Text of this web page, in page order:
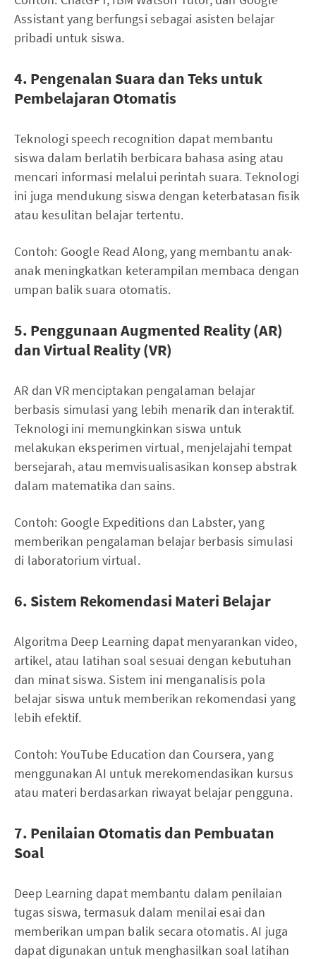
Assistant yang berfungsi sebagai asisten belajar
pribadi untuk siswa.
4. Pengenalan Suara dan Teks untuk
Pembelajaran Otomatis
Teknologi speech recognition dapat membantu
siswa dalam berlatih berbicara bahasa asing atau
mencari informasi melalui perintah suara. Teknologi
ini juga mendukung siswa dengan keterbatasan fisik
atau kesulitan belajar tertentu.
Contoh: Google Read Along, yang membantu anak-
anak meningkatkan keterampilan membaca dengan
umpan balik suara otomatis.
5. Penggunaan Augmented Reality (AR)
dan Virtual Reality (VR)
AR dan VR menciptakan pengalaman belajar
berbasis simulasi yang lebih menarik dan interaktif.
Teknologi ini memungkinkan siswa untuk
melakukan eksperimen virtual, menjelajahi tempat
bersejarah, atau memvisualisasikan konsep abstrak
dalam matematika dan sains.
Contoh: Google Expeditions dan Labster, yang
memberikan pengalaman belajar berbasis simulasi
di laboratorium virtual.
6. Sistem Rekomendasi Materi Belajar
Algoritma Deep Learning dapat menyarankan video,
artikel, atau latihan soal sesuai dengan kebutuhan
dan minat siswa. Sistem ini menganalisis pola
belajar siswa untuk memberikan rekomendasi yang
lebih efektif.
Contoh: YouTube Education dan Coursera, yang
menggunakan AI untuk merekomendasikan kursus
atau materi berdasarkan riwayat belajar pengguna.
7. Penilaian Otomatis dan Pembuatan
Soal
Deep Learning dapat membantu dalam penilaian
tugas siswa, termasuk dalam menilai esai dan
memberikan umpan balik secara otomatis. AI juga
dapat digunakan untuk menghasilkan soal latihan